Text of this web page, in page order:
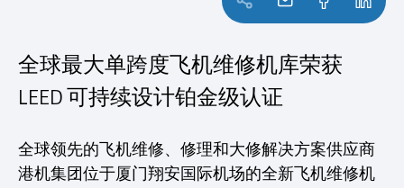
全球最大单跨度飞机维修机库荣获
LEED 可持续设计铂金级认证
全球领先的飞机维修、修理和大修解决方案供应商
港机集团位于厦门翔安国际机场的全新飞机维修机